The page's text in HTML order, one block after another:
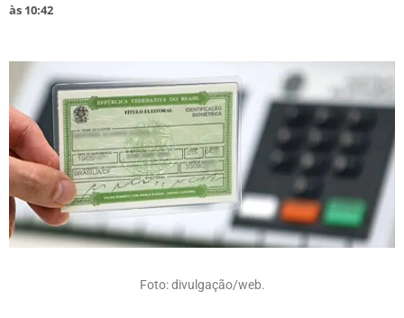
às 10:42
Foto: divulgação/web.